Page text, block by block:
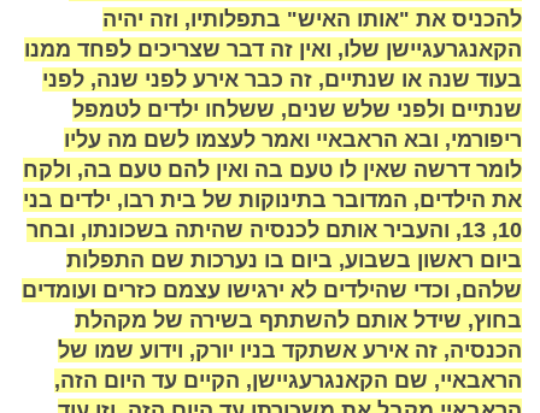
להכניס את "אותו האיש" בתפלותיו, וזה יהיה
הקאנגרעגיישן שלו, ואין זה דבר שצריכים לפחד ממנו
בעוד שנה או שנתיים, זה כבר אירע לפני שנה, לפני
שנתיים ולפני שלש שנים, ששלחו ילדים לטמפל
ריפורמי, ובא הראבאיי ואמר לעצמו לשם מה עליו
לומר דרשה שאין לו טעם בה ואין להם טעם בה, ולקח
את הילדים, המדובר בתינוקות של בית רבו, ילדים בני
10, 13, והעביר אותם לכנסיה שהיתה בשכונתו, ובחר
ביום ראשון בשבוע, ביום בו נערכות שם התפלות
שלהם, וכדי שהילדים לא ירגישו עצמם כזרים ועומדים
בחוץ, שידל אותם להשתתף בשירה של מקהלת
הכנסיה, זה אירע אשתקד בניו יורק, וידוע שמו של
הראבאיי, שם הקאנגרעגיישן, הקיים עד היום הזה,